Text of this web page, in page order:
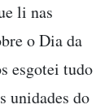
li nas
o Dia da
esgotei tudo
unidades do